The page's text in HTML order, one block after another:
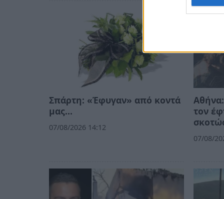
Σπάρτη: «Έφυγαν» από κοντά
μας…
07/08/2026 14:12
τον
07/08/